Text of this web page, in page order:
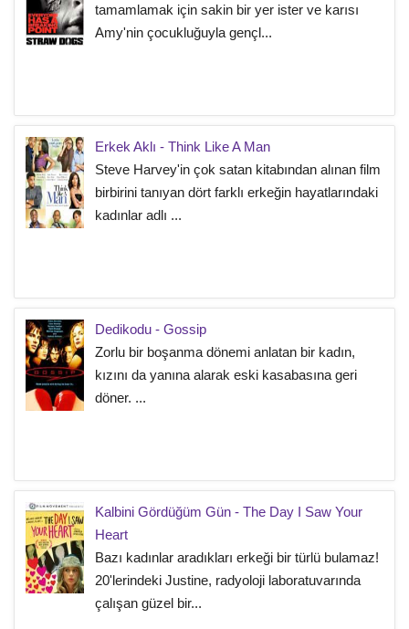
tamamlamak için sakin bir yer ister ve karısı
Amy'nin çocukluğuyla gençl...
Erkek Aklı - Think Like A Man
Steve Harvey'in çok satan kitabından alınan film
birbirini tanıyan dört farklı erkeğin hayatlarındaki
kadınlar adlı ...
Dedikodu - Gossip
Zorlu bir boşanma dönemi anlatan bir kadın,
kızını da yanına alarak eski kasabasına geri
döner. ...
Kalbini Gördüğüm Gün - The Day I Saw Your
Heart
Bazı kadınlar aradıkları erkeği bir türlü bulamaz!
20'lerindeki Justine, radyoloji laboratuvarında
çalışan güzel bir...